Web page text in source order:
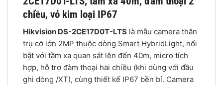
chiều, vỏ kim loại IP67
Hikvision DS-2CE17D0T-LTS là mẫu camera thân
trụ cỡ lớn 2MP thuộc dòng Smart HybridLight, nổi
bật với tầm xa quan sát lên đến 40m, micro tích
hợp, hỗ trợ đàm thoại hai chiều (khi dùng với đầu
ghi dòng /XT), cùng thiết kế IP67 bền bỉ. Camera